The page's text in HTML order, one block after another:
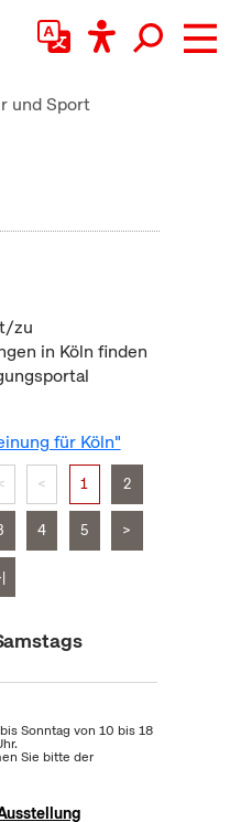
und Sport
zu
in Köln finden
für Köln"
< 1 2
4 5 >
Sonntag von 10 bis 18
Sie bitte der